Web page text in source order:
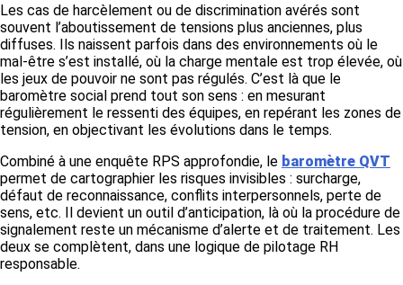
Les cas de harcèlement ou de discrimination avérés sont
souvent l’aboutissement de tensions plus anciennes, plus
diffuses. Ils naissent parfois dans des environnements où le
mal-être s’est installé, où la charge mentale est trop élevée, où
les jeux de pouvoir ne sont pas régulés. C’est là que le
baromètre social prend tout son sens : en mesurant
régulièrement le ressenti des équipes, en repérant les zones de
tension, en objectivant les évolutions dans le temps.
Combiné à une enquête RPS approfondie, le baromètre QVT
permet de cartographier les risques invisibles : surcharge,
défaut de reconnaissance, conflits interpersonnels, perte de
sens, etc. Il devient un outil d’anticipation, là où la procédure de
signalement reste un mécanisme d’alerte et de traitement. Les
deux se complètent, dans une logique de pilotage RH
responsable.